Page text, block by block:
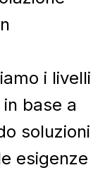
i livelli
base a
soluzioni
esigenze